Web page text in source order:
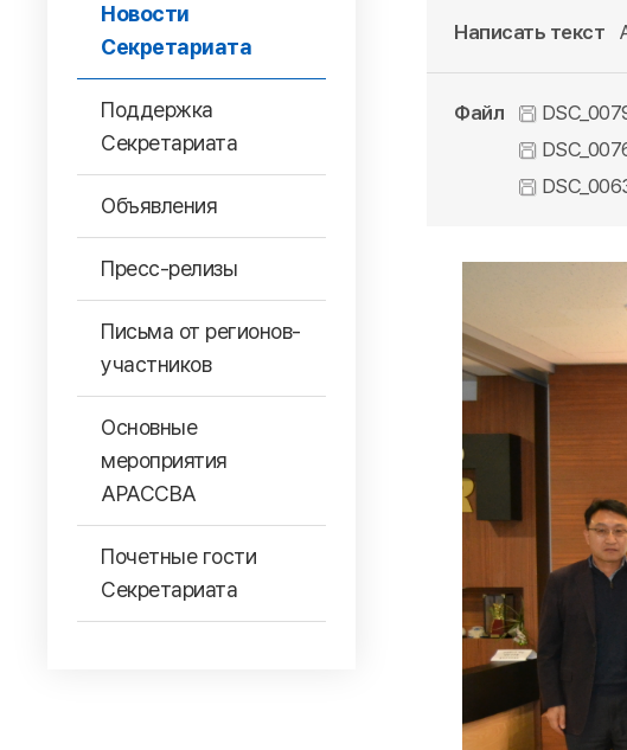
Новости
Секретариата
Поддержка
Секретариата
Объявления
Пресс-релизы
Письма от регионов-
участников
Основные
мероприятия
АРАССВА
Почетные гости
Секретариата
Написать текст
Файл